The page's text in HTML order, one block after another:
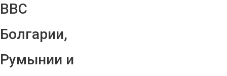
ВВС
Болгарии,
Румынии и